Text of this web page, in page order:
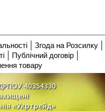
Згода на Розсилку
Публічний договір
товару
40354330
«Укртрейд»